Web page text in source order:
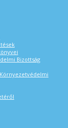
Bizottság